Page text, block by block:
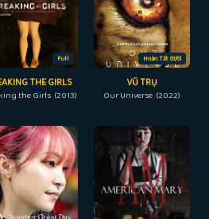
Full
THE GIRLS
the Girls (2013)
Hoàn Tất (6/6)
VŨ TRỤ
Our Universe (2022)